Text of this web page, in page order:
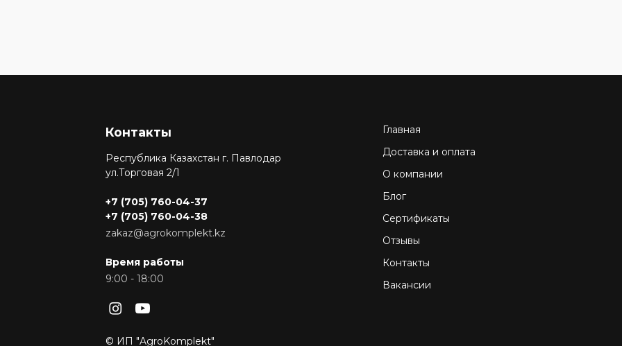
Главная
Доставка и оплата
О компании
Блог
Сертификаты
Отзывы
Контакты
Вакансии
Контакты
Республика Казахстан г. Павлодар
ул.Торговая 2/1
+7 (705) 760-04-37
+7 (705) 760-04-38
zakaz@agrokomplekt.kz
Время работы
9:00 - 18:00
© ИП "AgroKomplekt"